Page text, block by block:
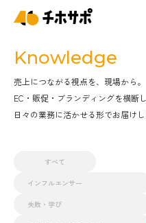
Knowledge
売上につながる視点を、現場から。
EC・販促・ブランディングを横断
日々の業務に活かせる形でお届けし
すべて
インフルエンサー
失敗・学び